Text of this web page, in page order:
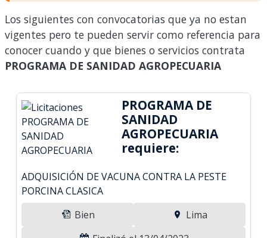
Los siguientes con convocatorias que ya no estan
vigentes pero te pueden servir como referencia para
conocer cuando y que bienes o servicios contrata
PROGRAMA DE SANIDAD AGROPECUARIA
PROGRAMA DE
SANIDAD
AGROPECUARIA
requiere:
ADQUISICIÓN DE VACUNA CONTRA LA PESTE
PORCINA CLASICA
Bien
Lima